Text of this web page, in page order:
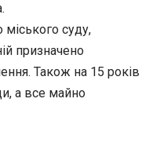
міського суду,
призначено
Також на 15 років
а все майно